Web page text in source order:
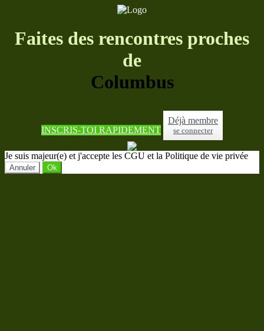
Faites des rencontres proches
de
Columbus
INSCRIS-TOI RAPIDEMENT
Déjà membre
se connecter
Je suis majeur(e) et j'accepte les CGU et la Politique de vie privée
Annuler Ok